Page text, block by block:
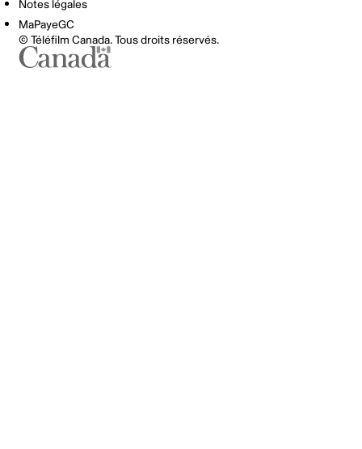
Notes légales
MaPayeGC
© Téléfilm Canada. Tous droits réservés.